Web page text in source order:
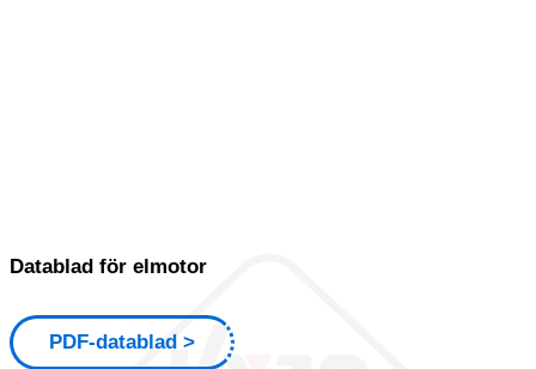
Datablad för elmotor
PDF-datablad